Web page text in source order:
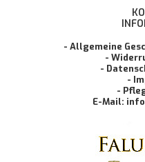
- Allgemeine
-
-
-
-
E-Mail: